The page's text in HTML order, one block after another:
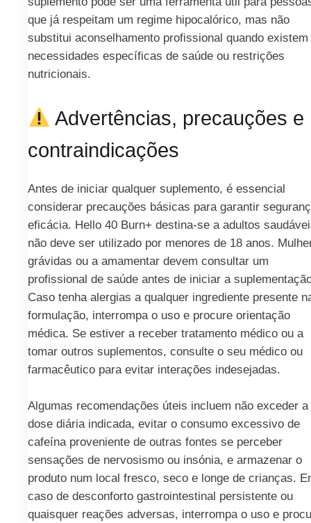
que já respeitam um regime hipocalórico, mas não
substitui aconselhamento profissional quando existem
necessidades específicas de saúde ou restrições
nutricionais.
Advertências, precauções e
contraindicações
Antes de iniciar qualquer suplemento, é essencial
considerar precauções básicas para garantir
eficácia. Hello 40 Burn+ destina-se a adultos
não deve ser utilizado por menores de 18 anos.
grávidas ou a amamentar devem consultar um
profissional de saúde antes de iniciar a
Caso tenha alergias a qualquer ingrediente presente
formulação, interrompa o uso e procure orientação
médica. Se estiver a receber tratamento médico ou a
tomar outros suplementos, consulte o seu médico ou
farmacêutico para evitar interações indesejadas.
Algumas recomendações úteis incluem não exceder a
dose diária indicada, evitar o consumo excessivo de
cafeína proveniente de outras fontes se perceber
sensações de nervosismo ou insónia, e armazenar o
produto num local fresco, seco e longe de crianças.
caso de desconforto gastrointestinal persistente ou
quaisquer reações adversas, interrompa o uso e